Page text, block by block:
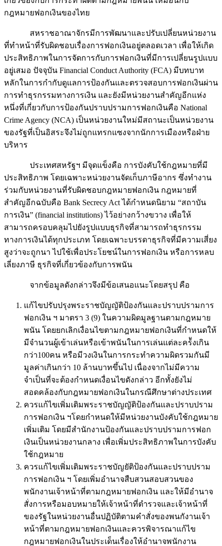
กฎหมายฟอกเงินของไทย
สหราชอาณาจักรมีการพัฒนาและปรับเปลี่ยนหน่วยงาน
ที่ทำหน้าที่รับผิดชอบเรื่องการฟอกเงินอยู่ตลอดเวลา เพื่อให้เกิด
ประสิทธิภาพในการจัดการกับการฟอกเงินที่มีการเปลี่ยนรูปแบบ
อยู่เสมอ ปัจจุบัน Financial Conduct Authority (FCA) มีบทบาท
หลักในการกำกับดูแลการป้องกันและตรวจสอบการฟอกเงินผ่าน
การทำธุรกรรมทางการเงิน และยังมีหน่วยงานสำคัญอีกแห่ง
หนึ่งที่เกี่ยวกับการป้องกันปราบปรามการฟอกเงินคือ National
Crime Agency (NCA) เป็นหน่วยงานใหม่มีสถานะเป็นหน่วยงาน
ของรัฐที่เป็นอิสระจึงไม่ถูกแทรกแซงจากนักการเมืองหรือฝ่าย
บริหาร
ประเทศสหรัฐฯ มีจุดแข็งคือ การบังคับใช้กฎหมายที่มี
ประสิทธิภาพ โดยเฉพาะหน่วยงานจัดเก็บภาษีอากร ซึ่งทำงาน
ร่วมกับหน่วยงานที่รับผิดชอบกฎหมายฟอกเงิน กฎหมายที่
สำคัญอีกฉบับคือ Bank Secrecy Act ได้กำหนดนิยาม “สถาบัน
การเงิน” (financial institutions) ไว้อย่างกว้างขวาง เพื่อให้
สามารถครอบคลุมไปยังรูปแบบธุรกิจที่สามารถทำธุรกรรม
ทางการเงินได้ทุกประเภท โดยเฉพาะบรรดาธุรกิจที่มีความเสี่ยง
สูงว่าจะถูกนา ไปใช้เพื่อประโยชน์ในการฟอกเงิน หรือการหลบ
เลี่ยงภาษี ธุรกิจที่เกี่ยวข้องกับการพนัน
จากข้อมูลดังกล่าวจึงมีข้อเสนอแนะโดยสรุป คือ
แก้ไขปรับปรุงพระราชบัญญัติป้องกันและปราบปรามการ
ฟอกเงิน ฯ มาตรา 3 (9) ในความผิดมูลฐานตามกฎหมาย
พนัน โดยยกเลิกเงื่อนไขตามกฎหมายฟอกเงินที่กำหนดให้
มีจำนวนผู้เข้าเล่นหรือเข้าพนันในการเล่นแต่ละคร้ังเกิน
กว่า100คน หรือมีวงเงินในการกระทำความผิดรวมกันมี
มูลค่าเกินกว่า 10 ล้านบาทขึ้นไป เนื่องจากไม่มีความ
จำเป็นที่จะต้องกำหนดเงื่อนไขดังกล่าว อีกทั้งยังไม่
สอดคล้องกับกฎหมายฟอกเงินในกรณีศึกษาต่างประเทศ
ควรแก้ไขเพิ่มเติมพระราชบัญญัติป้องกันและปราบปราม
การฟอกเงิน ฯโดยกำหนดให้มีหน่วยงานบังคับใช้กฎหมาย
เพิ่มเติม โดยมีสำนักงานป้องกันและปราบปรามการฟอก
เงินเป็นหน่วยงานกลาง เพื่อเพิ่มประสิทธิภาพในการบังคับ
ใช้กฎหมาย
ควรแก้ไขเพิ่มเติมพระราชบัญยัติป้องกันและปราบปราม
การฟอกเงิน ฯ โดยเพิ่มอำนาจสืบสวนสอบสวนของ
พนักงานเจ้าหน้าที่ตามกฎหมายฟอกเงิน และให้มีอำนาจ
สั่งการหรือมอบหมายให้เจ้าหน้าที่ตำรวจและเจ้าหน้าที่
ของรัฐในหน่วยงานอื่นปฏิบัติตามคำสั่งของพนกังานเจ้า
หน้าที่ตามกฎหมายฟอกเงินและควรพิจารณาแก้ไข
กฎหมายฟอกเงินในประเด็นเรื่องให้อำนาจพนักงาน